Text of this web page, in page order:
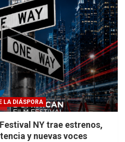
LA DIÁSPORA
NY trae estrenos,
y nuevas voces